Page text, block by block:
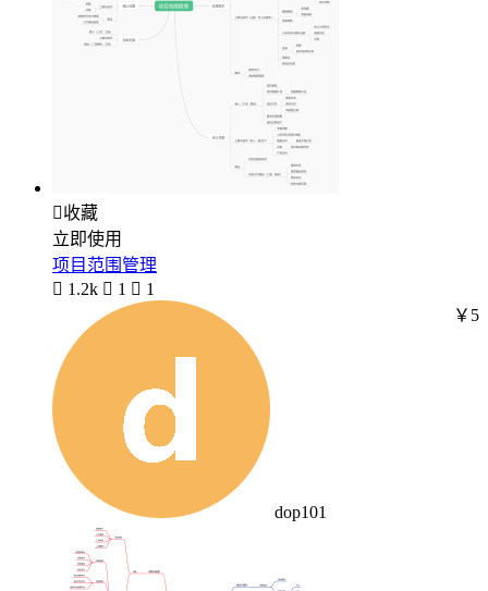
收藏
立即使用
项目范围管理
 1.2k  1  1
dop101
￥5